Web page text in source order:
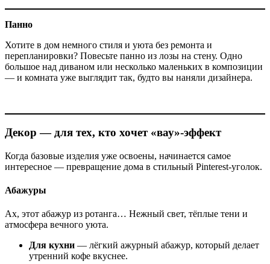
Панно
Хотите в дом немного стиля и уюта без ремонта и
перепланировки? Повесьте панно из лозы на стену. Одно
большое над диваном или несколько маленьких в композиции
— и комната уже выглядит так, будто вы наняли дизайнера.
Декор — для тех, кто хочет «вау»-эффект
Когда базовые изделия уже освоены, начинается самое
интересное — превращение дома в стильный Pinterest-уголок.
Абажуры
Ах, этот абажур из ротанга… Нежный свет, тёплые тени и
атмосфера вечного уюта.
Для кухни — лёгкий ажурный абажур, который делает
утренний кофе вкуснее.